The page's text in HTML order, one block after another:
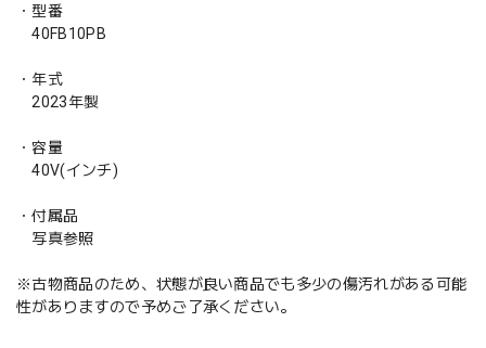
・型番
40FB10PB
・年式
2023年製
・容量
40V(インチ)
・付属品
写真参照
※古物商品のため、状態が良い商品でも多少の傷汚れがある可能
性がありますので予めご了承ください。